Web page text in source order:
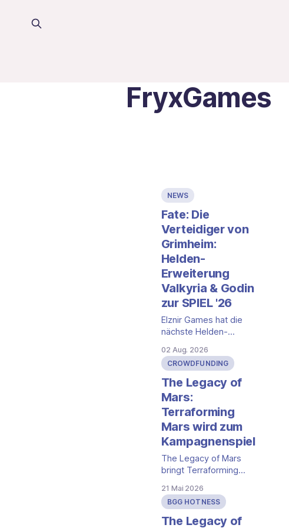
FryxGames
NEWS
Fate: Die
Verteidiger von
Grimheim:
Helden-
Erweiterung
Valkyria & Godin
zur SPIEL '26
Elznir Games hat die
nächste Helden-
kooperative Tower-
Defense-Spiel Fate:
Die Verteidiger von
Grimheim angekündigt.
Valkyria & Godin bringt
zwei neue Helden ins
Spiel. Die ersten
Exemplare gibt es zur
SPIEL '26 in Essen, in
den Handel kommt die
Erweiterung laut Verlag
voraussichtlich Mitte
bis
02 Aug. 2026
CROWDFUNDING
The Legacy of
Mars:
Terraforming
Mars wird zum
Kampagnenspiel
The Legacy of Mars
bringt Terraforming
wiederspielbare
Sieben-Missionen-
Kampagne auf
21 Mai 2026
BGG HOTNESS
The Legacy of